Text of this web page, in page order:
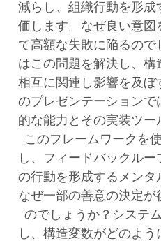
減らし、組織行動を形
価します。なぜ良い意
て高額な失敗に陥るの
はこの問題を解決し、
相互に関連し影響を及
のプレゼンテーション
的な能力とその実装ツー
このフレームワークを
し、フィードバックル
の行動を形成するメンタ
なぜ一部の善意の決定
のでしょうか？システ
し、構造変数がどのよ